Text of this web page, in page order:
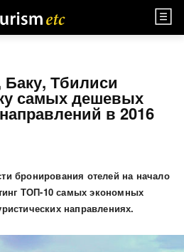
Баку, Тбилиси
самых дешевых
в 2016
бронирования отелей на начало
ТОП-10 самых экономных
направлениях.